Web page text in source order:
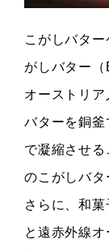
こがしバタ
がしバター
オーストリ
バターを銅釜
で凝縮させ
のこがしバタ
さらに、和
と遠赤外線